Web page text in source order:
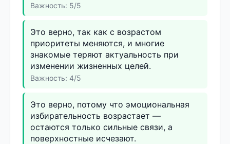
Важность: 5/5
Это верно, так как с возрастом
приоритеты меняются, и многие
знакомые теряют актуальность при
изменении жизненных целей.
Важность: 4/5
Это верно, потому что эмоциональная
избирательность возрастает —
остаются только сильные связи, а
поверхностные исчезают.